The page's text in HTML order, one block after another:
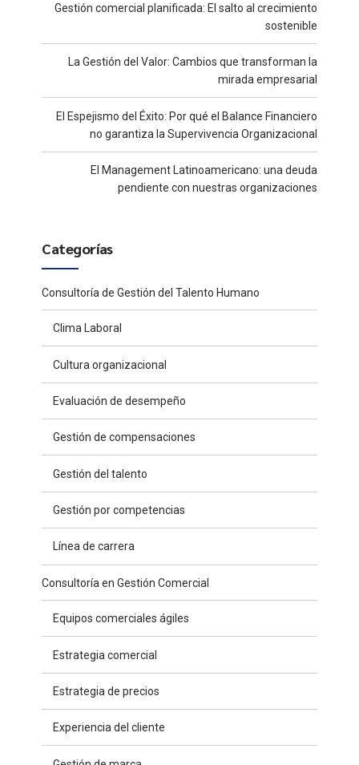
Gestión comercial planificada: El salto al crecimiento
sostenible
La Gestión del Valor: Cambios que transforman la
mirada empresarial
El Espejismo del Éxito: Por qué el Balance Financiero
no garantiza la Supervivencia Organizacional
El Management Latinoamericano: una deuda
pendiente con nuestras organizaciones
Categorías
Consultoría de Gestión del Talento Humano
Clima Laboral
Cultura organizacional
Evaluación de desempeño
Gestión de compensaciones
Gestión del talento
Gestión por competencias
Línea de carrera
Consultoría en Gestión Comercial
Equipos comerciales ágiles
Estrategia comercial
Estrategia de precios
Experiencia del cliente